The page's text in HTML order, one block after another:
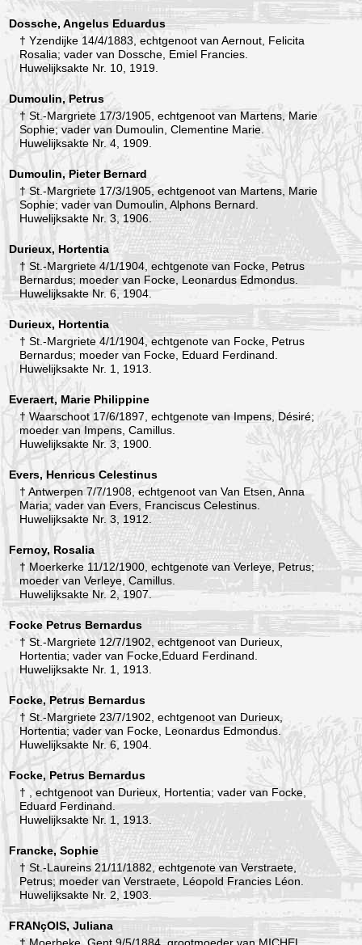
Dossche, Angelus Eduardus
† Yzendijke 14/4/1883, echtgenoot van Aernout, Felicita
Rosalia; vader van Dossche, Emiel Francies.
Huwelijksakte Nr. 10, 1919.
Dumoulin, Petrus
† St.-Margriete 17/3/1905, echtgenoot van Martens, Marie
Sophie; vader van Dumoulin, Clementine Marie.
Huwelijksakte Nr. 4, 1909.
Dumoulin, Pieter Bernard
† St.-Margriete 17/3/1905, echtgenoot van Martens, Marie
Sophie; vader van Dumoulin, Alphons Bernard.
Huwelijksakte Nr. 3, 1906.
Durieux, Hortentia
† St.-Margriete 4/1/1904, echtgenote van Focke, Petrus
Bernardus; moeder van Focke, Leonardus Edmondus.
Huwelijksakte Nr. 6, 1904.
Durieux, Hortentia
† St.-Margriete 4/1/1904, echtgenote van Focke, Petrus
Bernardus; moeder van Focke, Eduard Ferdinand.
Huwelijksakte Nr. 1, 1913.
Everaert, Marie Philippine
† Waarschoot 17/6/1897, echtgenote van Impens, Désiré;
moeder van Impens, Camillus.
Huwelijksakte Nr. 3, 1900.
Evers, Henricus Celestinus
† Antwerpen 7/7/1908, echtgenoot van Van Etsen, Anna
Maria; vader van Evers, Franciscus Celestinus.
Huwelijksakte Nr. 3, 1912.
Fernoy, Rosalia
† Moerkerke 11/12/1900, echtgenote van Verleye, Petrus;
moeder van Verleye, Camillus.
Huwelijksakte Nr. 2, 1907.
Focke Petrus Bernardus
† St.-Margriete 12/7/1902, echtgenoot van Durieux,
Hortentia; vader van Focke,Eduard Ferdinand.
Huwelijksakte Nr. 1, 1913.
Focke, Petrus Bernardus
† St.-Margriete 23/7/1902, echtgenoot van Durieux,
Hortentia; vader van Focke, Leonardus Edmondus.
Huwelijksakte Nr. 6, 1904.
Focke, Petrus Bernardus
† , echtgenoot van Durieux, Hortentia; vader van Focke,
Eduard Ferdinand.
Huwelijksakte Nr. 1, 1913.
Francke, Sophie
† St.-Laureins 21/11/1882, echtgenote van Verstraete,
Petrus; moeder van Verstraete, Léopold Francies Léon.
Huwelijksakte Nr. 2, 1903.
FRANçOIS, Juliana